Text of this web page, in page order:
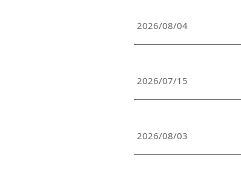
2026/08/04
2026/07/15
2026/08/03